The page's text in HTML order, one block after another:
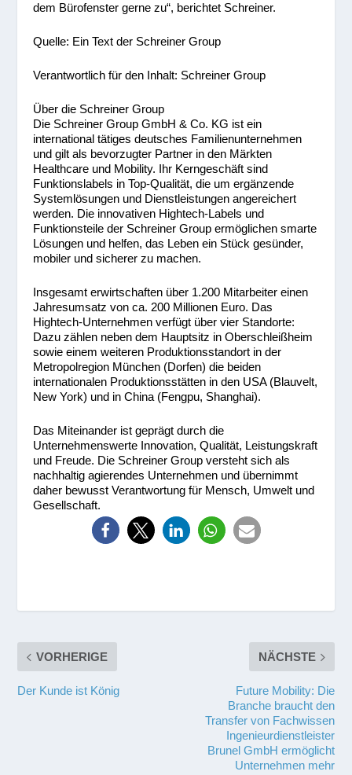
dem Bürofenster gerne zu“, berichtet Schreiner.
Quelle: Ein Text der Schreiner Group
Verantwortlich für den Inhalt: Schreiner Group
Über die Schreiner Group
Die Schreiner Group GmbH & Co. KG ist ein
international tätiges deutsches Familienunternehmen
und gilt als bevorzugter Partner in den Märkten
Healthcare und Mobility. Ihr Kerngeschäft sind
Funktionslabels in Top-Qualität, die um ergänzende
Systemlösungen und Dienstleistungen angereichert
werden. Die innovativen Hightech-Labels und
Funktionsteile der Schreiner Group ermöglichen smarte
Lösungen und helfen, das Leben ein Stück gesünder,
mobiler und sicherer zu machen.
Insgesamt erwirtschaften über 1.200 Mitarbeiter einen
Jahresumsatz von ca. 200 Millionen Euro. Das
Hightech-Unternehmen verfügt über vier Standorte:
Dazu zählen neben dem Hauptsitz in Oberschleißheim
sowie einem weiteren Produktionsstandort in der
Metropolregion München (Dorfen) die beiden
internationalen Produktionsstätten in den USA (Blauvelt,
New York) und in China (Fengpu, Shanghai).
Das Miteinander ist geprägt durch die
Unternehmenswerte Innovation, Qualität, Leistungskraft
und Freude. Die Schreiner Group versteht sich als
nachhaltig agierendes Unternehmen und übernimmt
daher bewusst Verantwortung für Mensch, Umwelt und
Gesellschaft.
VORHERIGE
Der Kunde ist König
NÄCHSTE
Future Mobility: Die
Branche braucht den
Transfer von Fachwissen
Ingenieurdienstleister
Brunel GmbH ermöglicht
Unternehmen mehr